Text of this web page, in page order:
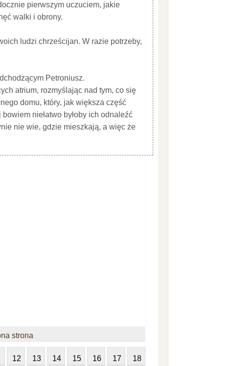
pierwszym uczuciem, jakie
walki i obrony.
ludzi chrześcijan. W razie potrzeby,
Petroniusz.
atrium, rozmyślając nad tym, co się
domu, który, jak większa część
niełatwo byłoby ich odnaleźć
nie wie, gdzie mieszkają, a więc że
strona
12 13 14 15 16 17 18